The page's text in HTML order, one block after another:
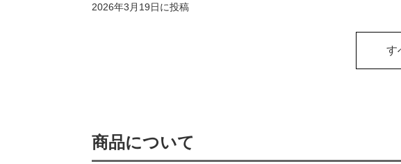
2026年3月19日に投稿
す
商品について